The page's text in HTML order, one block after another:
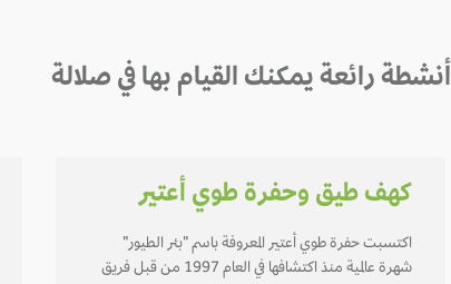
أنشطة رائعة يمكنك القيام بها في صلالة
كهف طيق وحفرة طوي أعتير
اكتسبت حفرة طوي أعتير المعروفة باسم "بئر الطيور"
شهرة عالمية منذ اكتشافها في العام 1997 من قبل فريق